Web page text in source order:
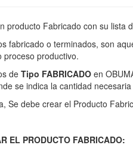
producto Fabricado con su lista
fabricado o terminados, son
proceso productivo.
de Tipo FABRICADOen
se indica la cantidad
Se debe crear el Producto
EL PRODUCTO FABRICADO: